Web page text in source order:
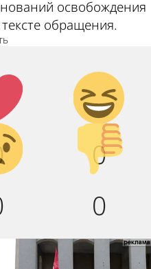
освобождения
обращения.
Дикий
смех!
0
:(
Палец
вниз!
0